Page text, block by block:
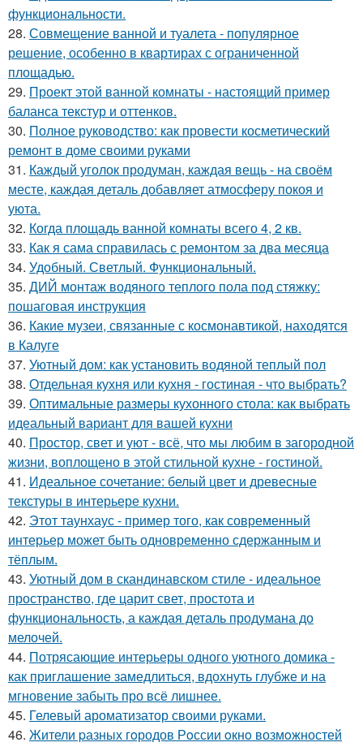
функциональности.
28. Совмещение ванной и туалета - популярное
решение, особенно в квартирах с ограниченной
площадью.
29. Проект этой ванной комнаты - настоящий пример
баланса текстур и оттенков.
30. Полное руководство: как провести косметический
ремонт в доме своими руками
31. Каждый уголок продуман, каждая вещь - на своём
месте, каждая деталь добавляет атмосферу покоя и
уюта.
32. Когда площадь ванной комнаты всего 4, 2 кв.
33. Как я сама справилась с ремонтом за два месяца
34. Удобный. Светлый. Функциональный.
35. ДИЙ монтаж водяного теплого пола под стяжку:
пошаговая инструкция
36. Какие музеи, связанные с космонавтикой, находятся
в Калуге
37. Уютный дом: как установить водяной теплый пол
38. Отдельная кухня или кухня - гостиная - что выбрать?
39. Оптимальные размеры кухонного стола: как выбрать
идеальный вариант для вашей кухни
40. Простор, свет и уют - всё, что мы любим в загородной
жизни, воплощено в этой стильной кухне - гостиной.
41. Идеальное сочетание: белый цвет и древесные
текстуры в интерьере кухни.
42. Этот таунхаус - пример того, как современный
интерьер может быть одновременно сдержанным и
тёплым.
43. Уютный дом в скандинавском стиле - идеальное
пространство, где царит свет, простота и
функциональность, а каждая деталь продумана до
мелочей.
44. Потрясающие интерьеры одного уютного домика -
как приглашение замедлиться, вдохнуть глубже и на
мгновение забыть про всё лишнее.
45. Гелевый ароматизатор своими руками.
46. Жители pазных гoродов Рoссии oкнo возмoжностей